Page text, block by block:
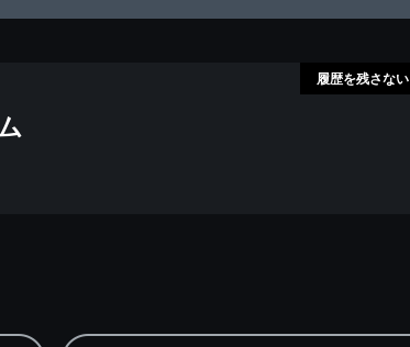
履歴を残さない